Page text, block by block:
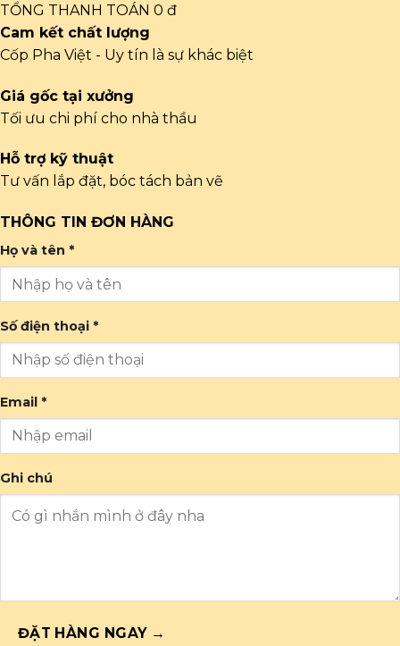
TỔNG THANH TOÁN 0 đ
Cam kết chất lượng
Cốp Pha Việt - Uy tín là sự khác biệt
Giá gốc tại xưởng
Tối ưu chi phí cho nhà thầu
Hỗ trợ kỹ thuật
Tư vấn lắp đặt, bóc tách bản vẽ
THÔNG TIN ĐƠN HÀNG
Họ và tên *
Số điện thoại *
Email *
Ghi chú
ĐẶT HÀNG NGAY →